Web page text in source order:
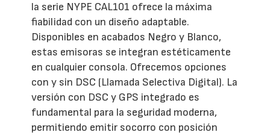
la serie NYPE CAL101 ofrece la máxima
fiabilidad con un diseño adaptable.
Disponibles en acabados Negro y Blanco,
estas emisoras se integran estéticamente
en cualquier consola. Ofrecemos opciones
con y sin DSC (Llamada Selectiva Digital). La
versión con DSC y GPS integrado es
fundamental para la seguridad moderna,
permitiendo emitir socorro con posición